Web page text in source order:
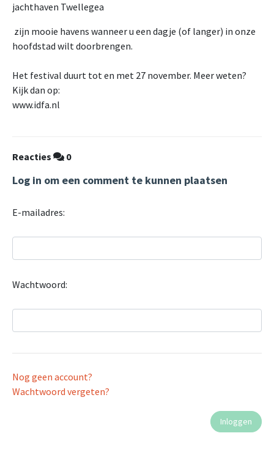
jachthaven Twellegea
zijn mooie havens wanneer u een dagje (of langer) in onze
hoofdstad wilt doorbrengen.
Het festival duurt tot en met 27 november. Meer weten?
Kijk dan op:
www.idfa.nl
Reacties 0
Log in om een comment te kunnen plaatsen
E-mailadres:
Wachtwoord:
Nog geen account?
Wachtwoord vergeten?